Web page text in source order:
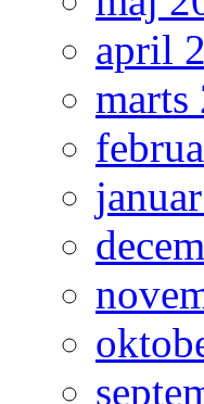
april
marts